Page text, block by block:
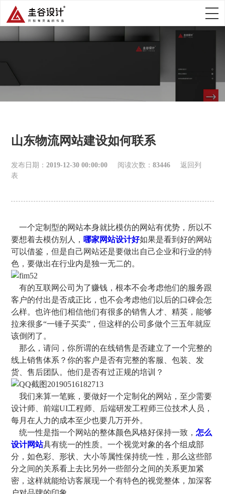
山东物流网站建设如何联系
发布日期：2019-12-30 00:00:00 阅读次数：83446
返回列
表
一个定制型的网站本身就比模仿的网站有优势，所以不
要想着去模仿别人， 哪家网站设计好如果是看到好的网站
可以借鉴，但是自己网站还是要做出自己企业和行业的特
色，要做出在行业内是独一无二的。
有的互联网公司为了赚钱，根本不会考虑他们的服务跟
客户的付出是否成正比，也不会考虑他们以后的口碑会怎
么样。也许他们相信他们有很多的销售人才、精英，能够
拉来很多“一锤子买卖”，但这样的公司多做个三五年就应
该倒闭了。
那么，请问，你所谓的在线销售是否建立了一个完整的
线上销售体系？你的客户是否有完整的客服、包装、发
货、售后团队。他们是否有过正规的培训？
我们来算一笔账，要做好一个定制化的网站，至少需要
设计师、前端UI工程师、后端研发工程师三位技术人员，
每月在人力的成本至少也要几万开外。
统一性是指一个网站的整体颜色风格好保持一致，怎么
设计网站具有统一的性质。一个视觉对象的各个组成部
分，如色彩、形状、大小等属性保持统一性，那么这些部
分之间的关系看上去比另外一些部分之间的关系更加紧
密，这样就能给访客展现一个有特色的视觉整体，加深客